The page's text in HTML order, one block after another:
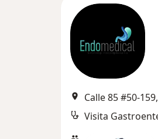
Calle 85 #50-
Visita